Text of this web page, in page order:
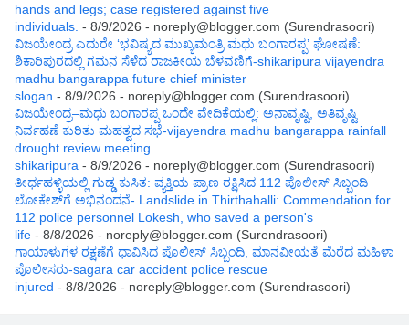
hands and legs; case registered against five
individuals. - 8/9/2026 - noreply@blogger.com (Surendrasoori)
ವಿಜಯೇಂದ್ರ ಎದುರೇ ‘ಭವಿಷ್ಯದ ಮುಖ್ಯಮಂತ್ರಿ ಮಧು ಬಂಗಾರಪ್ಪ’ ಘೋಷಣೆ:
ಶಿಕಾರಿಪುರದಲ್ಲಿ ಗಮನ ಸೆಳೆದ ರಾಜಕೀಯ ಬೆಳವಣಿಗೆ-shikaripura vijayendra
madhu bangarappa future chief minister
slogan - 8/9/2026 - noreply@blogger.com (Surendrasoori)
ವಿಜಯೇಂದ್ರ–ಮಧು ಬಂಗಾರಪ್ಪ ಒಂದೇ ವೇದಿಕೆಯಲ್ಲಿ: ಅನಾವೃಷ್ಟಿ, ಅತಿವೃಷ್ಟಿ
ನಿರ್ವಹಣೆ ಕುರಿತು ಮಹತ್ವದ ಸಭೆ-vijayendra madhu bangarappa rainfall
drought review meeting
shikaripura - 8/9/2026 - noreply@blogger.com (Surendrasoori)
ತೀರ್ಥಹಳ್ಳಿಯಲ್ಲಿ ಗುಡ್ಡ ಕುಸಿತ: ವ್ಯಕ್ತಿಯ ಪ್ರಾಣ ರಕ್ಷಿಸಿದ 112 ಪೊಲೀಸ್ ಸಿಬ್ಬಂದಿ
ಲೋಕೇಶ್‌ಗೆ ಅಭಿನಂದನೆ- Landslide in Thirthahalli: Commendation for
112 police personnel Lokesh, who saved a person's
life - 8/8/2026 - noreply@blogger.com (Surendrasoori)
ಗಾಯಾಳುಗಳ ರಕ್ಷಣೆಗೆ ಧಾವಿಸಿದ ಪೊಲೀಸ್ ಸಿಬ್ಬಂದಿ, ಮಾನವೀಯತೆ ಮೆರೆದ ಮಹಿಳಾ
ಪೊಲೀಸರು-sagara car accident police rescue
injured - 8/8/2026 - noreply@blogger.com (Surendrasoori)